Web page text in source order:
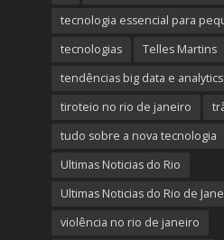
tecnologia essencial para
tecnologias
Telles Martins
tendências big data e analytics
tiroteio no rio de janeiro
tudo sobre a nova tecnologia
Ultimas Noticias do Rio
Ultimas Noticias do Rio de
violência no rio de janeiro